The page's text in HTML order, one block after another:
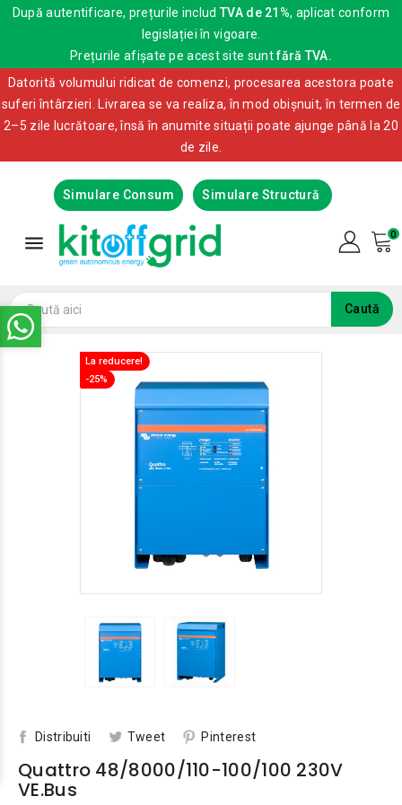
După autentificare, prețurile includTVA de 21%, aplicat conform
legislației în vigoare.
Prețurile afișate pe acest site suntfără TVA.
Datorită volumului ridicat de comenzi, procesarea acestora poate
suferi întârzieri. Livrarea se va realiza, în mod obișnuit, în termen de
2–5 zile lucrătoare, însă în anumite situații poate ajunge până la 20
de zile.
Simulare Consum Simulare Structură
 0
Caută
La reducere!
-25%
La reducere!
-25%
Distribuiti Tweet Pinterest
Quattro 48/8000/110-100/100 230V
VE.Bus